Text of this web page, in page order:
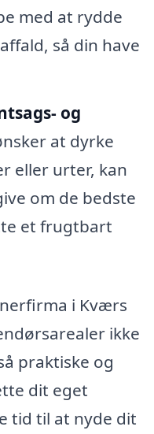
med at rydde
så din have
og
at dyrke
eller urter, kan
om de bedste
et frugtbart
i Kværs
ikke
praktiske og
dit eget
tid til at nyde dit